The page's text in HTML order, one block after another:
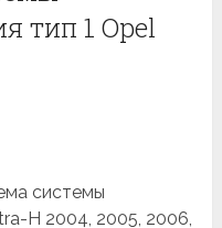
тип 1 Opel
системы
H 2004, 2005, 2006,